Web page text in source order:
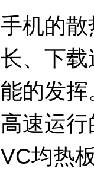
手机的
长、下
能的发
高速运
VC均热